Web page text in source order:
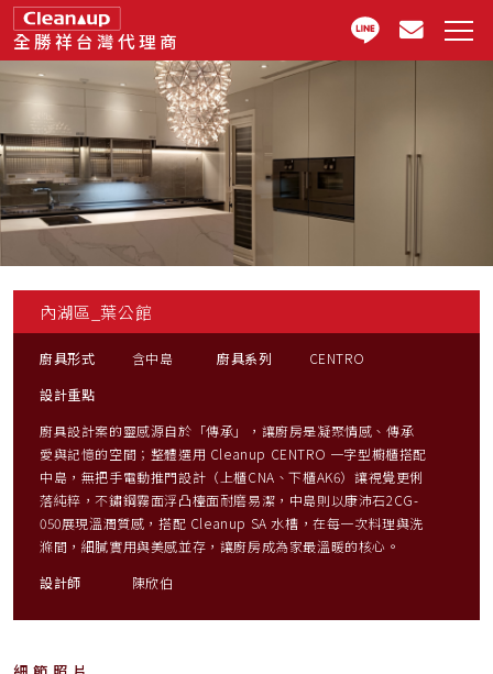
全勝祥台灣代理商
內湖區_葉公館
廚具形式 含中島 廚具系列
CENTRO
設計重點
廚具設計案的靈感源自於「傳承」，讓廚房是凝聚情感、傳承
愛與記憶的空間；整體選用 Cleanup CENTRO 一字型櫥櫃搭配
中島，無把手電動推門設計（上櫃CNA、下櫃AK6）讓視覺更俐
落純粹，不鏽鋼霧面浮凸檯面耐磨易潔，中島則以康沛石2CG-
050展現溫潤質感，搭配 Cleanup SA 水槽，在每一次料理與洗
滌間，細膩實用與美感並存，讓廚房成為家最溫暖的核心。
設計師
陳欣伯